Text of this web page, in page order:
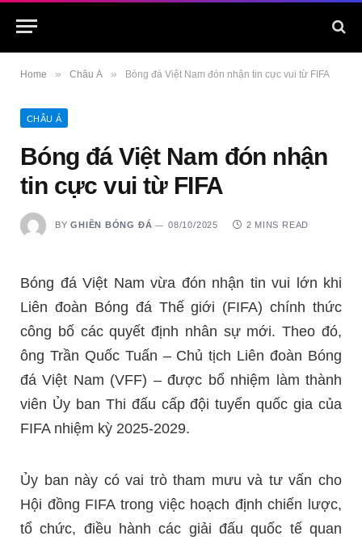
Home » Châu Á » Bóng đá Việt Nam đón nhận tin cực vui từ FIFA
CHÂU Á
Bóng đá Việt Nam đón nhận
tin cực vui từ FIFA
BY GHIỀN BÓNG ĐÁ 08/10/2025 2 MINS READ
Bóng đá Việt Nam vừa đón nhận tin vui lớn khi
Liên đoàn Bóng đá Thế giới (FIFA) chính thức
công bố các quyết định nhân sự mới. Theo đó,
ông Trần Quốc Tuấn – Chủ tịch Liên đoàn Bóng
đá Việt Nam (VFF) – được bổ nhiệm làm thành
viên Ủy ban Thi đấu cấp đội tuyển quốc gia của
FIFA nhiệm kỳ 2025-2029.
Ủy ban này có vai trò tham mưu và tư vấn cho
Hội đồng FIFA trong việc hoạch định chiến lược,
tổ chức, điều hành các giải đấu quốc tế quan